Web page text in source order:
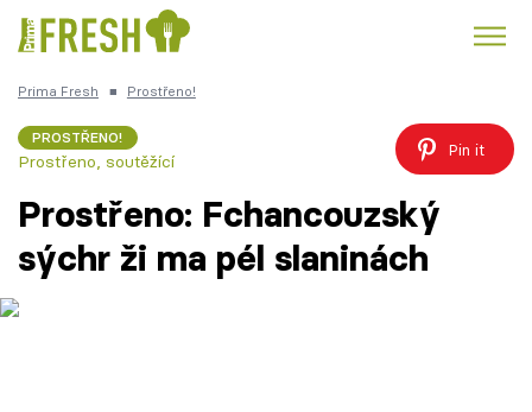
Česká kuchyně
Prima Fresh ■ Prostřeno!
PROSTŘENO!
Prostřeno, soutěžící
Pin it
Prostřeno: Fchancouzský
sýchr ži ma pél slaninách